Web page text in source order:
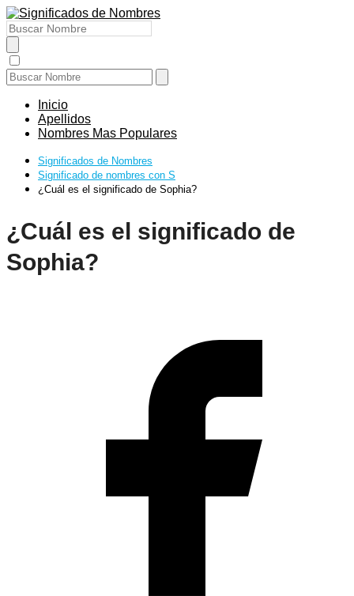
Inicio
Apellidos
Nombres Mas Populares
Significados de Nombres
Significado de nombres con S
¿Cuál es el significado de Sophia?
¿Cuál es el significado de
Sophia?